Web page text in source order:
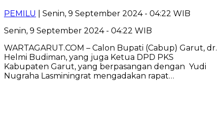
PEMILU
| Senin, 9 September 2024 - 04:22 WIB
Senin, 9 September 2024 - 04:22 WIB
WARTAGARUT.COM – Calon Bupati (Cabup) Garut, dr.
Helmi Budiman, yang juga Ketua DPD PKS
Kabupaten Garut, yang berpasangan dengan Yudi
Nugraha Lasminingrat mengadakan rapat…